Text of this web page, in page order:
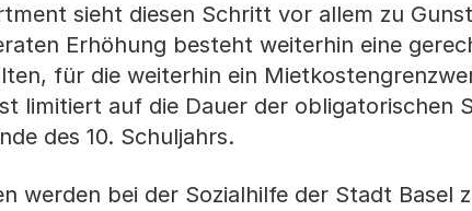
sieht diesen Schritt vor allem zu
Erhöhung besteht weiterhin eine
für die weiterhin ein
limitiert auf die Dauer der obligatorischen
des 10. Schuljahrs.
werden bei der Sozialhilfe der Stadt Basel